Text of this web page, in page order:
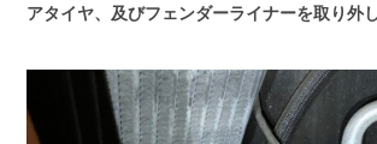
アタイヤ、及びフェンダーライナーを取り外し